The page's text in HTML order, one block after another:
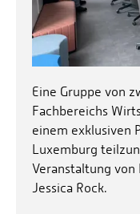
Eine Gruppe von
Fachbereichs
einem exklusiven
Luxemburg
Veranstaltung von
Jessica Rock.